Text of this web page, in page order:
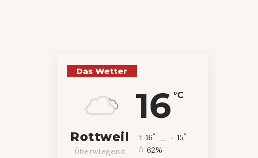
Das Wetter
16 °C
Rottweil
Überwiegend
16° 15°
62%